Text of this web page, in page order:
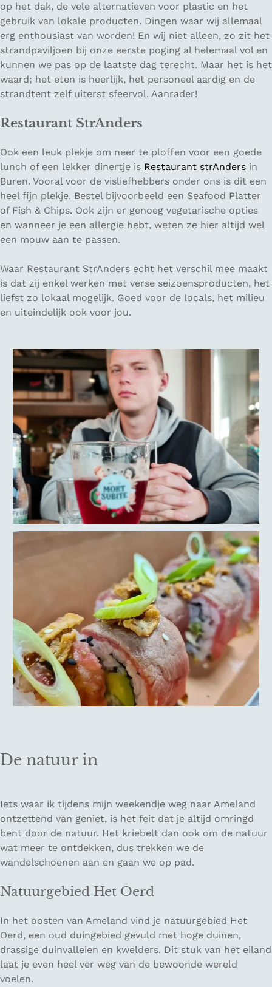
op het dak, de vele alternatieven voor plastic en het
gebruik van lokale producten. Dingen waar wij allemaal
erg enthousiast van worden! En wij niet alleen, zo zit het
strandpaviljoen bij onze eerste poging al helemaal vol en
kunnen we pas op de laatste dag terecht. Maar het is het
waard; het eten is heerlijk, het personeel aardig en de
strandtent zelf uiterst sfeervol. Aanrader!
Restaurant StrAnders
Ook een leuk plekje om neer te ploffen voor een goede
lunch of een lekker dinertje is Restaurant strAnders in
Buren. Vooral voor de visliefhebbers onder ons is dit een
heel fijn plekje. Bestel bijvoorbeeld een Seafood Platter
of Fish & Chips. Ook zijn er genoeg vegetarische opties
en wanneer je een allergie hebt, weten ze hier altijd wel
een mouw aan te passen.
Waar Restaurant StrAnders echt het verschil mee maakt
is dat zij enkel werken met verse seizoensproducten, het
liefst zo lokaal mogelijk. Goed voor de locals, het milieu
en uiteindelijk ook voor jou.
De natuur in
Iets waar ik tijdens mijn weekendje weg naar Ameland
ontzettend van geniet, is het feit dat je altijd omringd
bent door de natuur. Het kriebelt dan ook om de natuur
wat meer te ontdekken, dus trekken we de
wandelschoenen aan en gaan we op pad.
Natuurgebied Het Oerd
In het oosten van Ameland vind je natuurgebied Het
Oerd, een oud duingebied gevuld met hoge duinen,
drassige duinvalleien en kwelders. Dit stuk van het eiland
laat je even heel ver weg van de bewoonde wereld
voelen.